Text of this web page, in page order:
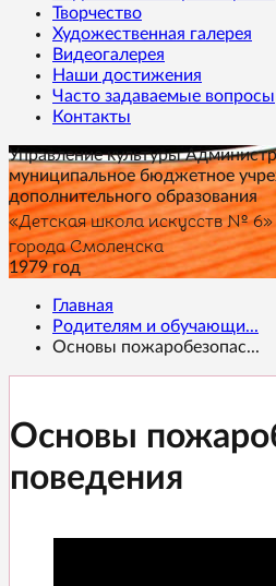
Творчество
Художественная галерея
Видеогалерея
Наши достижения
Часто задаваемые вопросы
Контакты
Управление культуры
муниципальное бюджетное
дополнительного образования
«Детская школа искусств № 6»
города Смоленска
1979 год
Главная
Родителям и обучающи...
Основы пожаробезопас...
Основы
поведения